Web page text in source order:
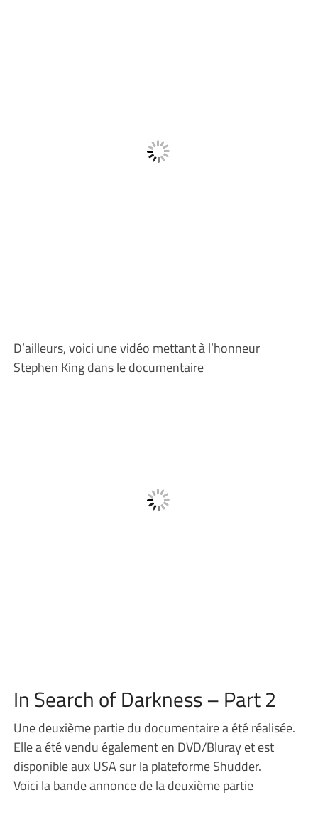
D’ailleurs, voici une vidéo mettant à l’honneur
Stephen King dans le documentaire
In Search of Darkness – Part 2
Une deuxième partie du documentaire a été réalisée.
Elle a été vendu également en DVD/Bluray et est
disponible aux USA sur la plateforme Shudder.
Voici la bande annonce de la deuxième partie